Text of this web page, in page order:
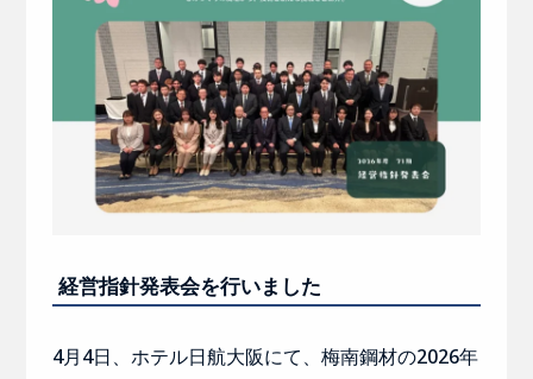
経営指針発表会を行いました
4月4日、ホテル日航大阪にて、梅南鋼材の2026年